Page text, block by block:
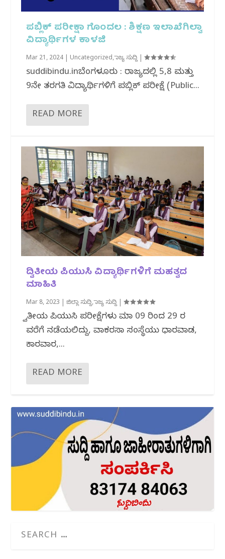
ಪಬ್ಲಿಕ್ ಪರೀಕ್ಷಾ ಗೊಂದಲ : ಶಿಕ್ಷಣ ಇಲಾಖೆಗಿಲ್ವಾ
ವಿದ್ಯಾರ್ಥಿಗಳ ಕಾಳಜಿ
Mar 21, 2024 Uncategorized,ರಾಜ್ಯ ಸುದ್ದಿ |
suddibindu.inಬೆಂಗಳೂರು : ರಾಜ್ಯದಲ್ಲಿ 5,8 ಮತ್ತು
9ನೇ ತರಗತಿ ವಿದ್ಯಾರ್ಥಿಗಳಿಗೆ ಪಬ್ಲಿಕ್ ಪರೀಕ್ಷೆ (Public...
READ MORE
ದ್ವಿತೀಯ ಪಿಯುಸಿ ವಿದ್ಯಾರ್ಥಿಗಳಿಗೆ ಮಹತ್ವದ
ಮಾಹಿತಿ
Mar 8, 2023 |ಜಿಲ್ಲಾ ಸುದ್ದಿ,ರಾಜ್ಯ ಸುದ್ದಿ |
ದ್ವಿತೀಯ ಪಿಯುಸಿ ಪರೀಕ್ಷೆಗಳು ಮಾ 09 ರಿಂದ 29 ರ
ವರೆಗೆ ನಡೆಯಲಿದ್ದು, ವಾಕರಸಾ ಸಂಸ್ಥೆಯು ಧಾರವಾಡ,
ಕಾರವಾರ,...
READ MORE